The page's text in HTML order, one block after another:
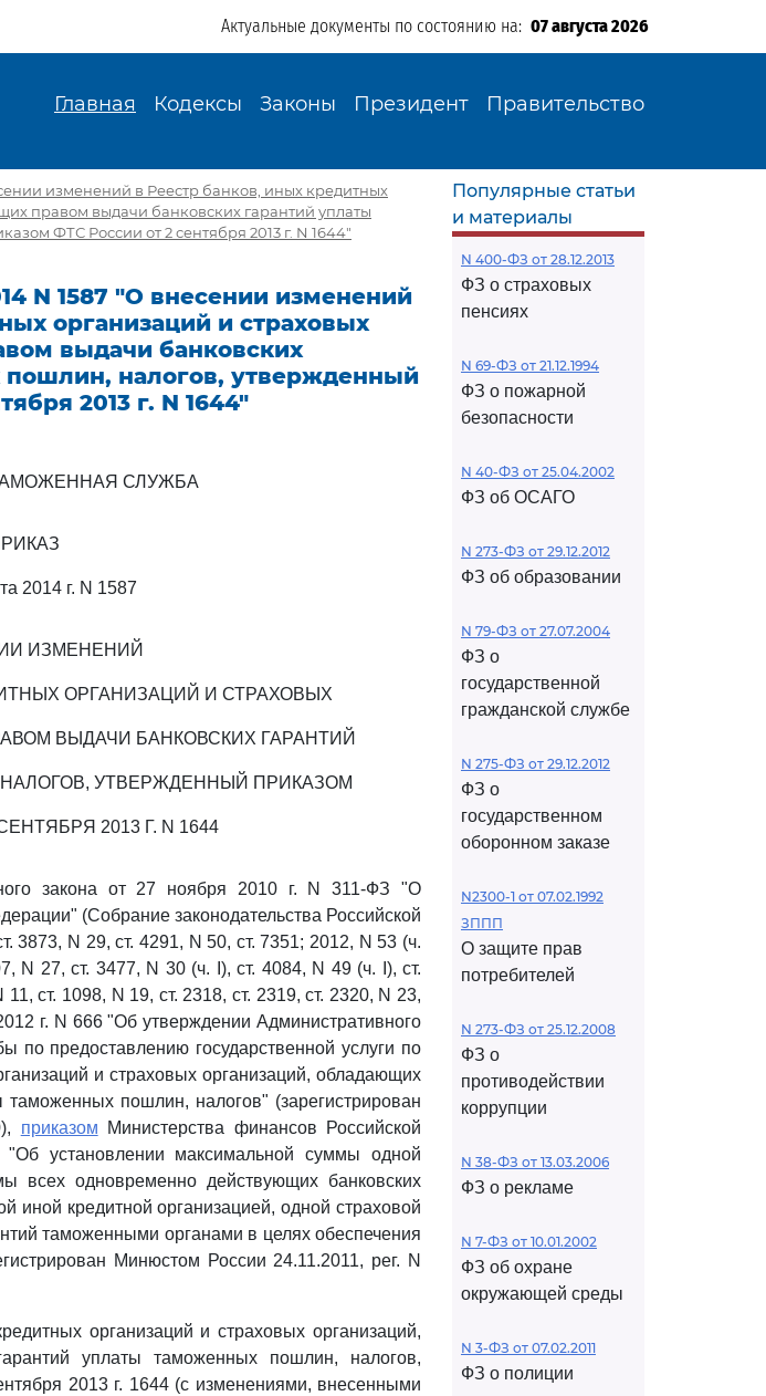
Актуальные документы по состоянию на: 07 августа 2026
Главная Кодексы Законы Президент Правительство
изменений в Реестр банков, иных кредитных
правом выдачи банковских гарантий уплаты
ФТС России от 2 сентября 2013 г. N 1644"
N 1587 "О внесении изменений
организаций и страховых
выдачи банковских
налогов, утвержденный
2013 г. N 1644"
СЛУЖБА
2014 г. N 1587
ИЗМЕНЕНИЙ
ОРГАНИЗАЦИЙ И СТРАХОВЫХ
ВЫДАЧИ БАНКОВСКИХ ГАРАНТИЙ
УТВЕРЖДЕННЫЙ ПРИКАЗОМ
2013 Г. N 1644
закона от 27 ноября 2010 г. N 311-ФЗ "О
(Собрание законодательства Российской
3873, N 29, ст. 4291, N 50, ст. 7351; 2012, N 53 (ч.
N 27, ст. 3477, N 30 (ч. I), ст. 4084, N 49 (ч. I), ст.
ст. 1098, N 19, ст. 2318, ст. 2319, ст. 2320, N 23,
г. N 666 "Об утверждении Административного
по предоставлению государственной услуги по
и страховых организаций, обладающих
пошлин, налогов" (зарегистрирован
приказом Министерства финансов Российской
установлении максимальной суммы одной
всех одновременно действующих банковских
иной кредитной организацией, одной страховой
таможенными органами в целях обеспечения
Минюстом России 24.11.2011, рег. N
организаций и страховых организаций,
уплаты таможенных пошлин, налогов,
2013 г. 1644 (с изменениями, внесенными
Популярные статьи
и материалы
N 400-ФЗ от 28.12.2013
ФЗ о страховых
пенсиях
N 69-ФЗ от 21.12.1994
ФЗ о пожарной
безопасности
N 40-ФЗ от 25.04.2002
ФЗ об ОСАГО
N 273-ФЗ от 29.12.2012
ФЗ об образовании
N 79-ФЗ от 27.07.2004
ФЗ о
государственной
гражданской службе
N 275-ФЗ от 29.12.2012
ФЗ о
государственном
оборонном заказе
N2300-1 от 07.02.1992
ЗППП
О защите прав
потребителей
N 273-ФЗ от 25.12.2008
ФЗ о
противодействии
коррупции
N 38-ФЗ от 13.03.2006
ФЗ о рекламе
N 7-ФЗ от 10.01.2002
ФЗ об охране
окружающей среды
N 3-ФЗ от 07.02.2011
ФЗ о полиции